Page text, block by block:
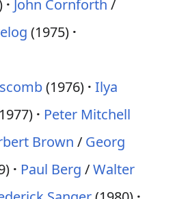
John Cornforth /
(1975)
(1976) Ilya
Peter Mitchell
Brown / Georg
Paul Berg /Walter